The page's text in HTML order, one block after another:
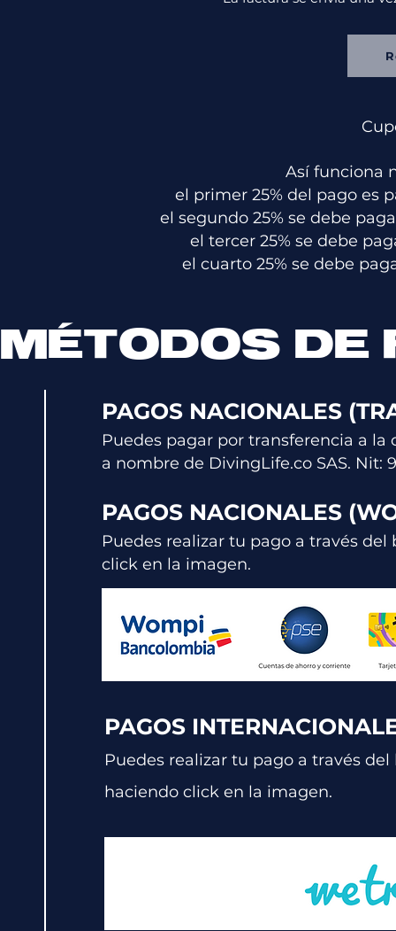
Así funciona
el primer 25% del pago es
el segundo 25% se debe
el tercer 25% se debe
el cuarto 25% se debe
MÉTODOS DE
PAGOS NACIONALES
Puedes pagar por transferencia a la
a nombre de DivingLife.co SAS. Nit:
PAGOS NACIONALES
Puedes realizar tu pago a través del
click en la imagen.
PAGOS
Puedes realizar tu pago a través del
haciendo click en la imagen.